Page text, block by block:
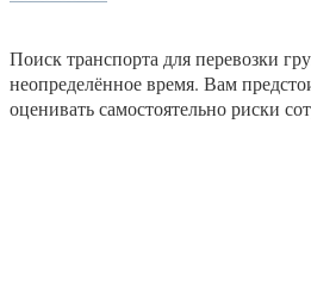
Поиск транспорта для перевозки
неопределённое время. Вам
оценивать самостоятельно риски